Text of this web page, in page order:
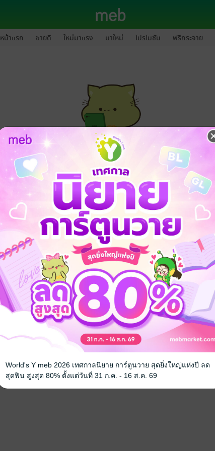
หน้าแรก ขายดี ใหม่มาแรง มาใหม่ โปรโมชัน ฟรีกระจาย
กรุณาเข้าสู่ระบบก่อนดำเนินรายการด้วยค่ะ
ล็อกอินเข้าระบบ
World's Y meb 2026 เทศกาลนิยาย การ์ตูนวาย สุดยิ่งใหญ่แห่งปี ลด
สุดฟิน สูงสุด 80% ตั้งแต่วันที่ 31 ก.ค. - 16 ส.ค. 69